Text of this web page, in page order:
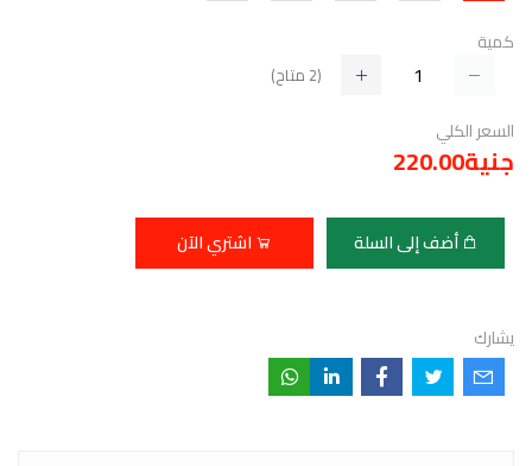
كمية
(
2 متاح)
السعر الكلي
جنية220.00
أضف إلى السلة اشتري الآن
يشارك